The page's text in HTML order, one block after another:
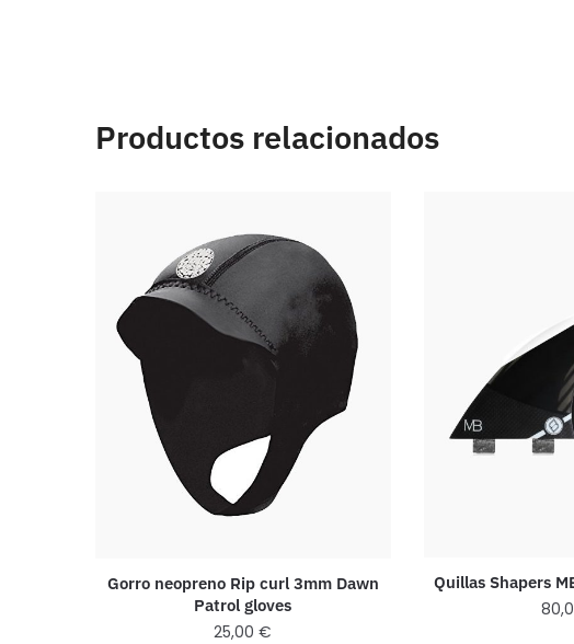
Productos relacionados
Gorro neopreno Rip curl 3mm Dawn
Patrol gloves
25,00€
Quillas Shapers